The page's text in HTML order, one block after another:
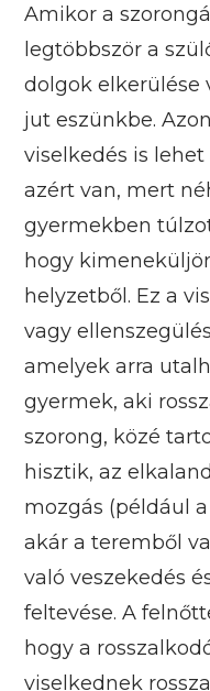
Amikor a
legtöbbször a
dolgok elkerülése
jut eszünkbe.
viselkedés is
azért van, mert
gyermekben
hogy
helyzetből. Ez a
vagy
amelyek arra
gyermek, aki
szorong, közé
hisztik, az
mozgás (például
akár a teremből
való veszekedés
feltevése. A
hogy a
viselkednek